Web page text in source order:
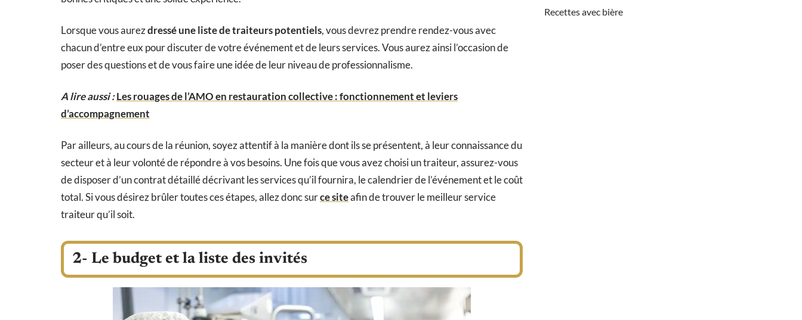
Lorsque vous aurezdressé une liste de traiteurs potentiels, vous devrez prendre rendez-vous avec
chacun d’entre eux pour discuter de votre événement et de leurs services. Vous aurez ainsi l’occasion de
poser des questions et de vous faire une idée de leur niveau de professionnalisme.
A lire aussi :Les rouages de l’AMO en restauration collective : fonctionnement et leviers
d’accompagnement
Par ailleurs, au cours de la réunion, soyez attentif à la manière dont ils se présentent, à leur connaissance du
secteur et à leur volonté de répondre à vos besoins. Une fois que vous avez choisi un traiteur, assurez-vous
de disposer d’un contrat détaillé décrivant les services qu’il fournira, le calendrier de l’événement et le coût
total. Si vous désirez brûler toutes ces étapes, allez donc surce siteafin de trouver le meilleur service
traiteur qu’il soit.
2- Le budget et la liste des invités
Recettes avec bière